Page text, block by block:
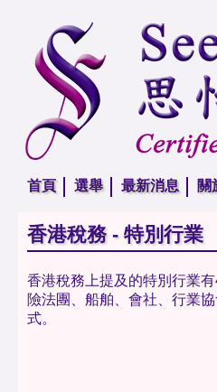
首頁 選舉 最新消息 關
香港稅務 - 特別行業
香港稅務上提及的特別行業
險法團、船舶、會社、行業
式。